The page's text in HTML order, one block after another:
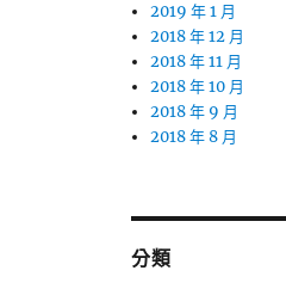
2019 年 1 月
2018 年 12 月
2018 年 11 月
2018 年 10 月
2018 年 9 月
2018 年 8 月
分類